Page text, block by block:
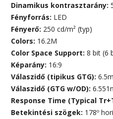
Dinamikus kontrasztarány:
Fényforrás: LED
Fényerő: 250 cd/m² (typ)
Colors: 16.2M
Color Space Support:8 bit (6
Képarány: 16:9
Válaszidő (tipikus GTG):
Válaszidő (GTG w/OD):
Response Time (Typical
Betekintési szögek: 178º